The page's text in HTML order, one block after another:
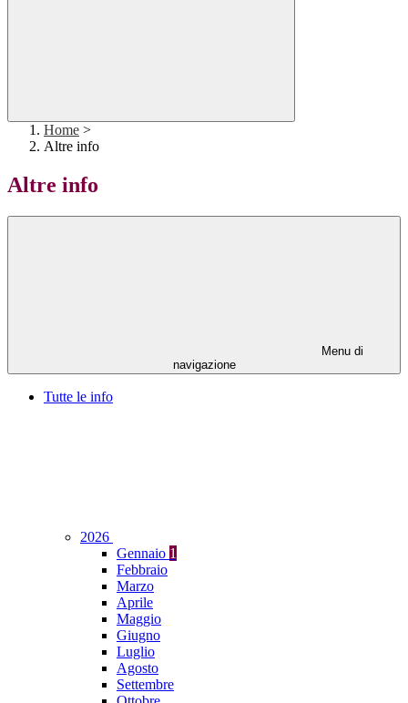
Home >
Altre info
Altre info
Menu di
navigazione
Tutte le info
2026
Gennaio 1
Febbraio
Marzo
Aprile
Maggio
Giugno
Luglio
Agosto
Settembre